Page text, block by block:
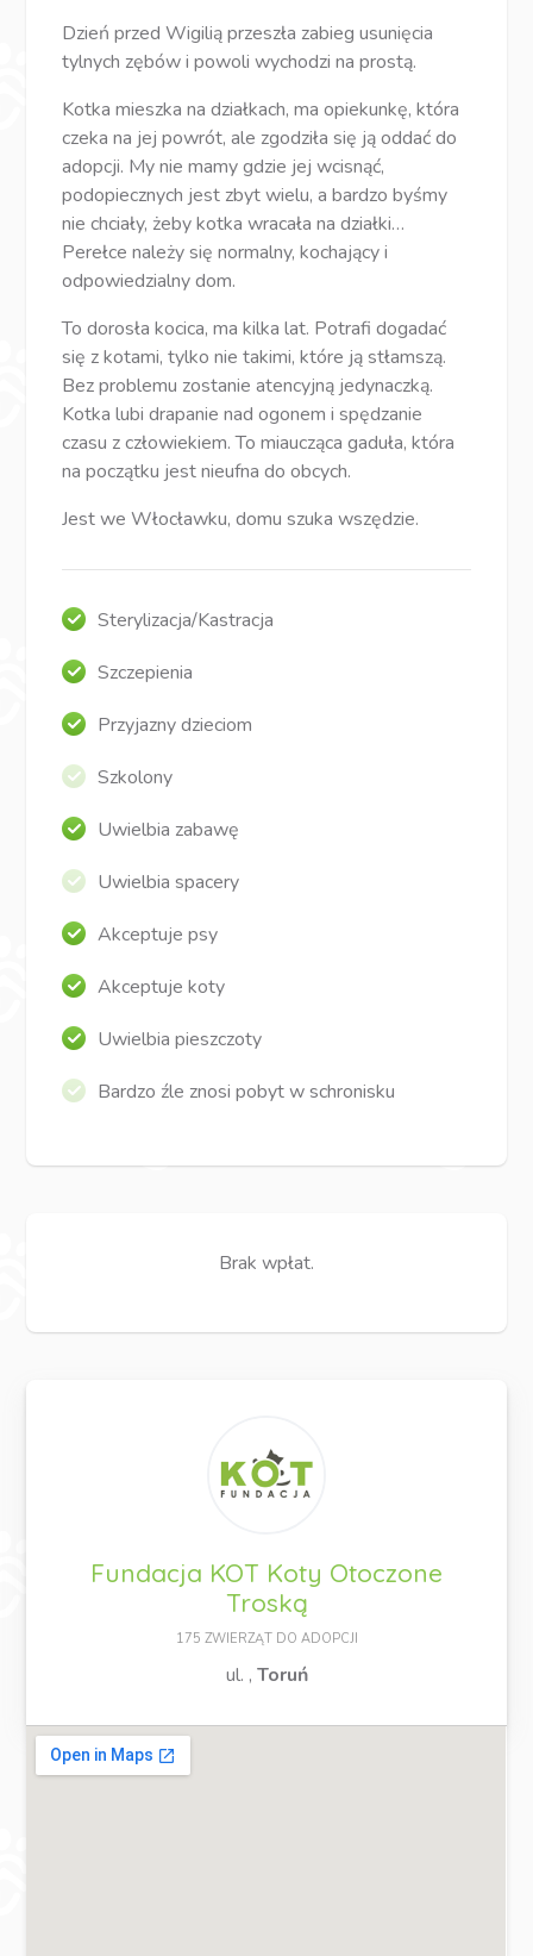
Dzień przed Wigilią przeszła zabieg usunięcia
tylnych zębów i powoli wychodzi na prostą.
Kotka mieszka na działkach, ma opiekunkę, która
czeka na jej powrót, ale zgodziła się ją oddać do
adopcji. My nie mamy gdzie jej wcisnąć,
podopiecznych jest zbyt wielu, a bardzo byśmy
nie chciały, żeby kotka wracała na działki…
Perełce należy się normalny, kochający i
odpowiedzialny dom.
To dorosła kocica, ma kilka lat. Potrafi dogadać
się z kotami, tylko nie takimi, które ją stłamszą.
Bez problemu zostanie atencyjną jedynaczką.
Kotka lubi drapanie nad ogonem i spędzanie
czasu z człowiekiem. To miaucząca gaduła, która
na początku jest nieufna do obcych.
Jest we Włocławku, domu szuka wszędzie.
Sterylizacja/Kastracja
Szczepienia
Przyjazny dzieciom
Szkolony
Uwielbia zabawę
Uwielbia spacery
Akceptuje psy
Akceptuje koty
Uwielbia pieszczoty
Bardzo źle znosi pobyt w schronisku
Brak wpłat.
Fundacja KOT Koty Otoczone
Troską
175 ZWIERZĄT DO ADOPCJI
ul. , Toruń